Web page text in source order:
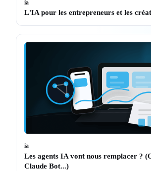
ia
L'IA pour les entrepreneurs et les
ia
Les agents IA vont nous remplacer ?
Claude Bot...)